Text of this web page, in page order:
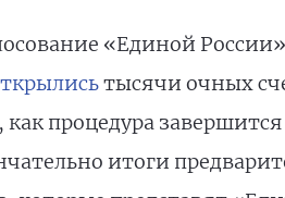
«Единой
тысячи очных
как процедура
итоги